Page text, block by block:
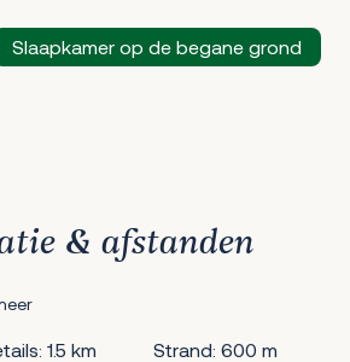
Slaapkamer op de begane grond
& afstanden
1.5 km
Strand: 600 m